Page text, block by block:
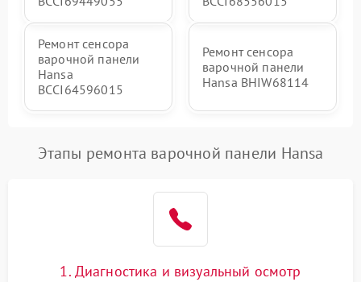
Ремонт сенсора
варочной панели
Hansa
BCCI64596015
Ремонт сенсора
варочной панели
Hansa BHIW68114
Этапы ремонта варочной панели Hansa
1. Диагностика и визуальный осмотр